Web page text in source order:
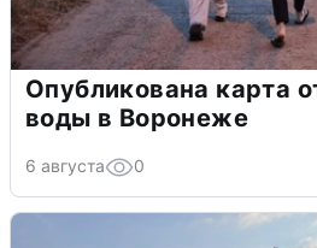
Опубликована карта
воды в Воронеже
6 августа 0